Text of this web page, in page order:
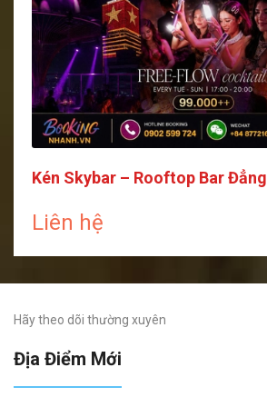
Kén Skybar – Rooftop Bar
Liên hệ
Hãy theo dõi thường xuyên
Địa Điểm Mới